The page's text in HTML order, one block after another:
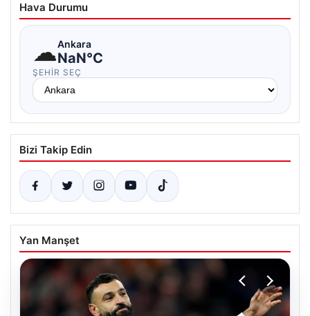
Hava Durumu
☁Ankara
NaN°C
ŞEHIR SEÇ
Bizi Takip Edin
Yan Manşet